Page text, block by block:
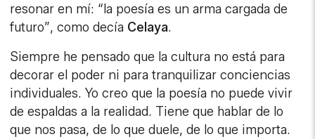
resonar en mí: “la poesía es un arma cargada de
futuro”, como decía Celaya.
Siempre he pensado que la cultura no está para
decorar el poder ni para tranquilizar conciencias
individuales. Yo creo que la poesía no puede vivir
de espaldas a la realidad. Tiene que hablar de lo
que nos pasa, de lo que duele, de lo que importa.